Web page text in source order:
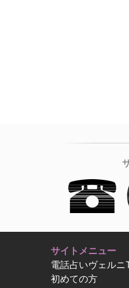
サイトメニュー
電話占いヴェルニ
初めての方